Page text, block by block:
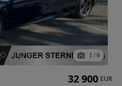
1 / 6
32 900 EUR